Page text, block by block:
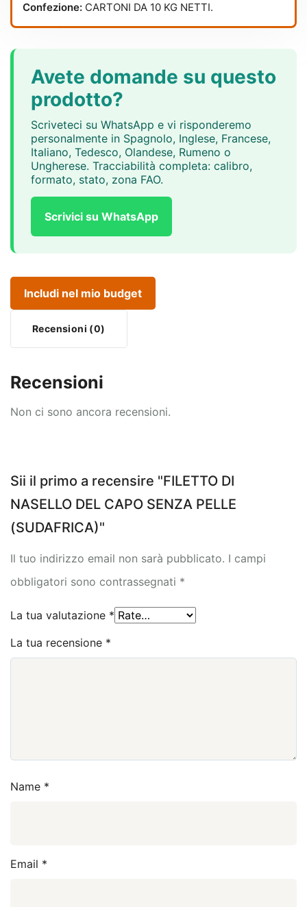
Confezione: CARTONI DA 10 KG NETTI.
Avete domande su questo
prodotto?
Scriveteci su WhatsApp e vi risponderemo
personalmente in Spagnolo, Inglese, Francese,
Italiano, Tedesco, Olandese, Rumeno o
Ungherese. Tracciabilità completa: calibro,
formato, stato, zona FAO.
Scrivici su WhatsApp
Includi nel mio budget
Recensioni (0)
Recensioni
Non ci sono ancora recensioni.
Sii il primo a recensire "FILETTO DI
NASELLO DEL CAPO SENZA PELLE
(SUDAFRICA)"
Il tuo indirizzo email non sarà pubblicato. I campi
obbligatori sono contrassegnati *
La tua valutazione *
La tua recensione *
Name *
Email *